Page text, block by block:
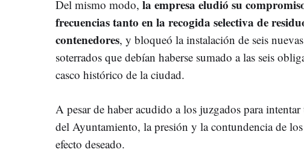
Del mismo modo, la empresa eludió su
frecuencias tanto en la recogida selectiva de
contenedores, y bloqueó la instalación de seis
soterrados que debían haberse sumado a las seis
casco histórico de la ciudad.
A pesar de haber acudido a los juzgados para
del Ayuntamiento, la presión y la contundencia de
efecto deseado.